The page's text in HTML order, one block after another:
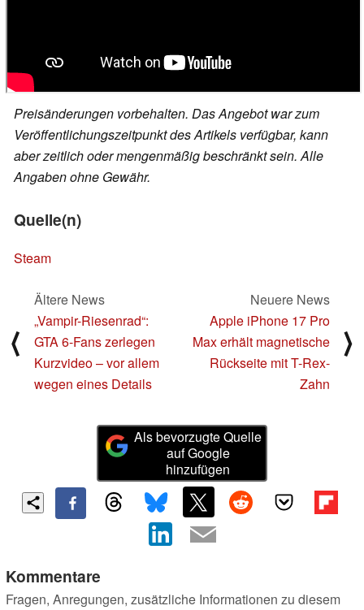
Preisänderungen vorbehalten. Das Angebot war zum
Veröffentlichungszeitpunkt des Artikels verfügbar, kann
aber zeitlich oder mengenmäßig beschränkt sein. Alle
Angaben ohne Gewähr.
Quelle(n)
Steam
⟨
Ältere News
„Vampir-Riesenrad“:
GTA 6-Fans zerlegen
Kurzvideo – vor allem
wegen eines Details
Neuere News
Apple iPhone 17 Pro
Max erhält magnetische
Rückseite mit T-Rex-
Zahn
⟩
Als bevorzugte Quelle
auf Google
hinzufügen
Kommentare
Fragen, Anregungen, zusätzliche Informationen zu diesem